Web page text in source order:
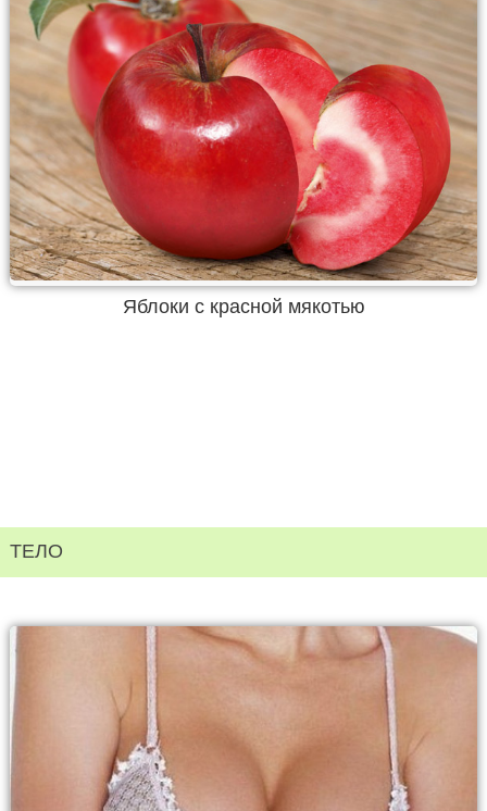
Яблоки с красной мякотью
ТЕЛО